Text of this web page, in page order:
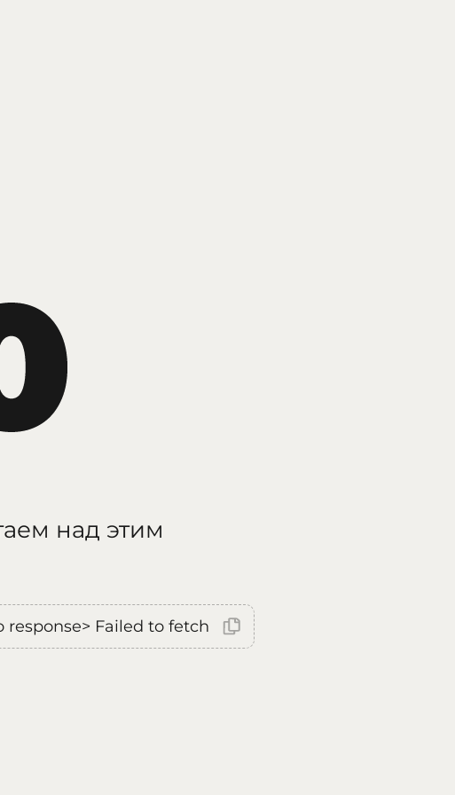
над этим
response> Failed to fetch